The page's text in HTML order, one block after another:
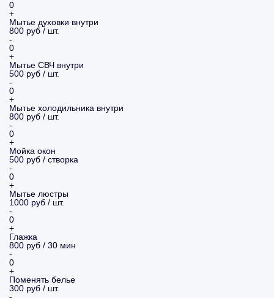
0
+
Мытье духовки внутри
800 руб / шт.
-
0
+
Мытье СВЧ внутри
500 руб / шт.
-
0
+
Мытье холодильника внутри
800 руб / шт.
-
0
+
Мойка окон
500 руб / створка
-
0
+
Мытье люстры
1000 руб / шт.
-
0
+
Глажка
800 руб / 30 мин
-
0
+
Поменять белье
300 руб / шт.